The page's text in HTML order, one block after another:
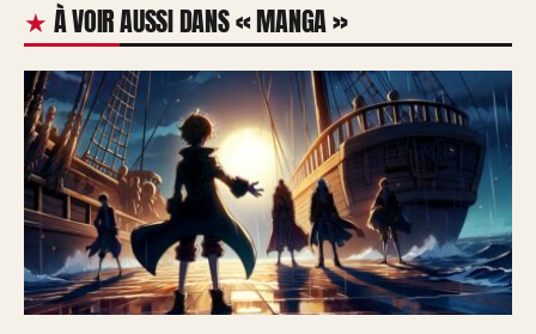
À VOIR AUSSI DANS « MANGA »